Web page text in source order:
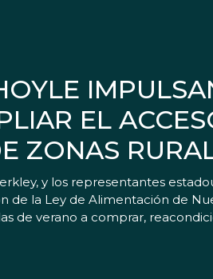
EL
ZONAS
y los representantes
la Ley de Alimentación de
de verano a comprar,